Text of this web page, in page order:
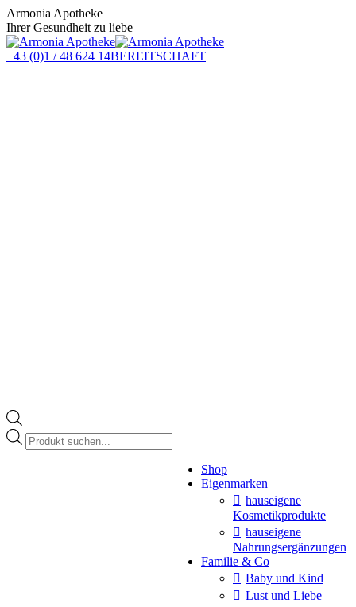
Zum
Inhalt
springen
Armonia Apotheke
Ihrer Gesundheit zu liebe
+43 (0)1 / 48 624 14BEREITSCHAFT
Products
search
Shop
Eigenmarken
hauseigene
Kosmetikprodukte
hauseigene
Nahrungsergänzungen
Familie & Co
Baby und Kind
Lust und Liebe